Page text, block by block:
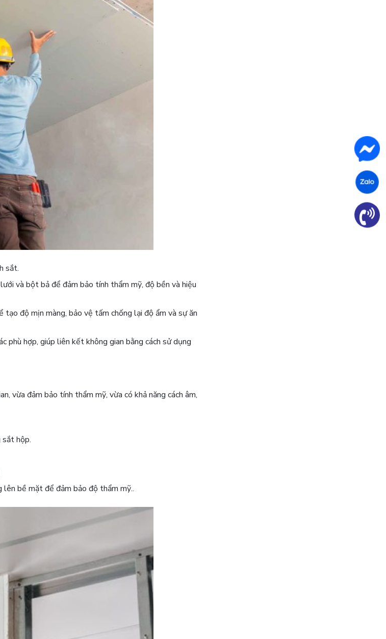
sắt.
và bột bả để đảm bảo tính thẩm mỹ, độ bền và hiệu
độ mịn màng, bảo vệ tấm chống lại độ ẩm và sự ăn
phù hợp, giúp liên kết không gian bằng cách sử dụng
vừa đảm bảo tính thẩm mỹ, vừa có khả năng cách âm,
sắt hộp.
lên bề mặt để đảm bảo độ thẩm mỹ..